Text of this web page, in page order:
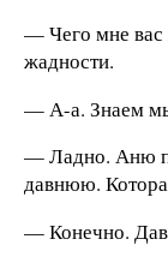
— Чего мне вас
жадности.
— А-а. Знаем мы
— Ладно. Аню
давнюю.
— Конечно.